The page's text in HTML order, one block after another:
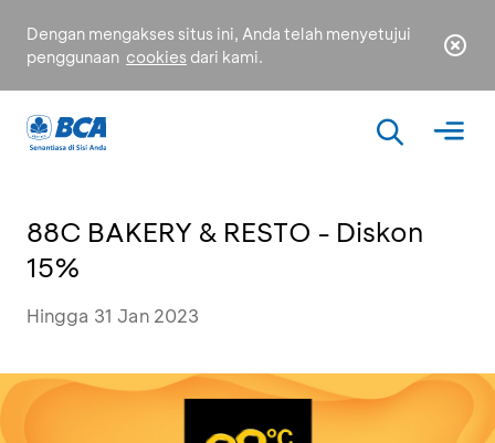
Dengan mengakses situs ini, Anda telah menyetujui
penggunaan cookies dari kami.
88C BAKERY & RESTO - Diskon
15%
Hingga 31 Jan 2023